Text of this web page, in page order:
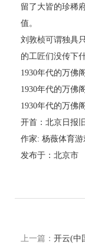
留了大皆的珍稀
值。
刘敦桢可谓独具
的工匠们没传下
1930年代的万佛
1930年代的万佛
1930年代的万佛
开首：北京日报
作家: 杨薇体育游
发布于：北京市
上一篇： 开云(中